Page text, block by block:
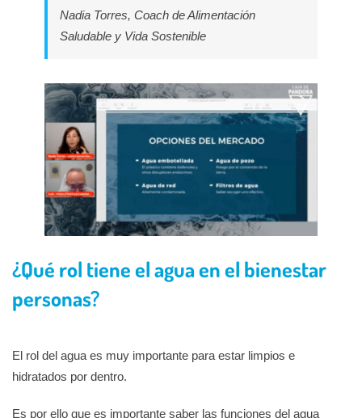
Nadia Torres, Coach de Alimentación
Saludable y Vida Sostenible
¿Qué rol tiene el agua en el bienestar
personas?
El rol del agua es muy importante para estar limpios e
hidratados por dentro.
Es por ello que es importante saber las funciones del agua